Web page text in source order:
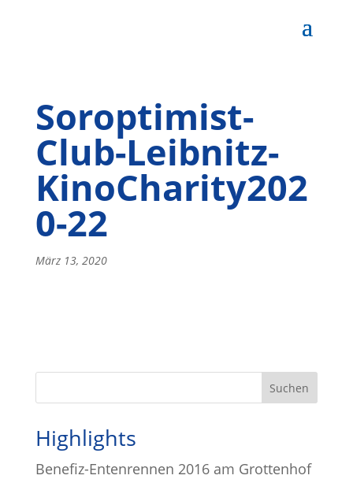
Soroptimist-
Club-Leibnitz-
KinoCharity202
0-22
März 13, 2020
Highlights
Benefiz-Entenrennen 2016 am Grottenhof